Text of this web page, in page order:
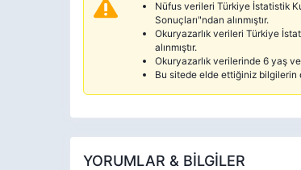
Nüfus verileri Türkiye İstatistik
Sonuçları"ndan alınmıştır.
Okuryazarlık verileri Türkiye
alınmıştır.
Okuryazarlık verilerinde 6 yaş
Bu sitede elde ettiğiniz bilgilerin
YORUMLAR & BİLGİLER